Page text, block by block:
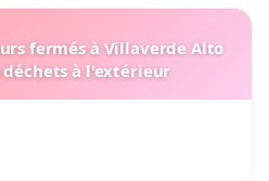
fermés à Villaverde Alto
à l'extérieur